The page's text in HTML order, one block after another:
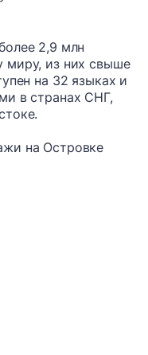
2,9 млн
миру, из них свыше
на 32 языках и
в странах СНГ,
на Островке